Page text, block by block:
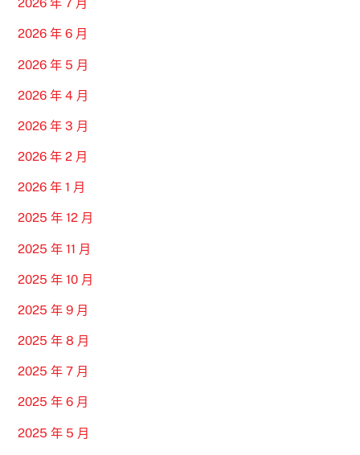
2026 年 7 月
2026 年 6 月
2026 年 5 月
2026 年 4 月
2026 年 3 月
2026 年 2 月
2026 年 1 月
2025 年 12 月
2025 年 11 月
2025 年 10 月
2025 年 9 月
2025 年 8 月
2025 年 7 月
2025 年 6 月
2025 年 5 月